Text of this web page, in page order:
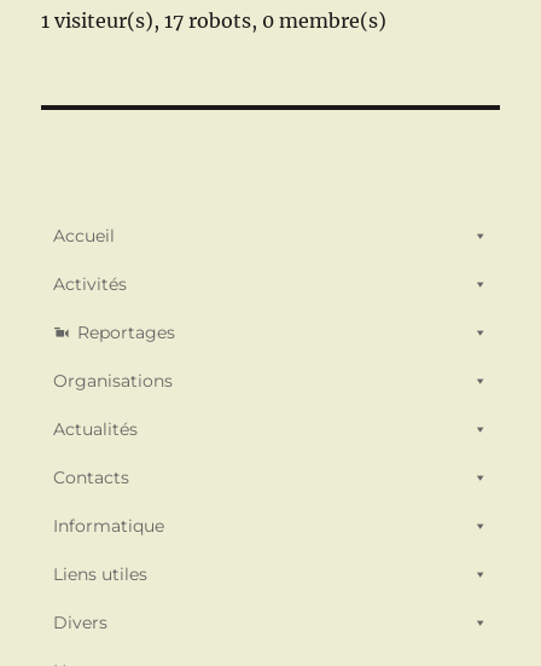
1 visiteur(s), 17 robots, 0 membre(s)
Accueil
Activités
Reportages
Organisations
Actualités
Contacts
Informatique
Liens utiles
Divers